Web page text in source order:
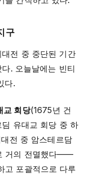
구
전 중 중단된 기간
. 오늘날에는 빈티
다.
교 회당(1675년 건
유대교 회당 중 하
전 중 암스테르담
거의 전멸했다——
고 포괄적으로 다루